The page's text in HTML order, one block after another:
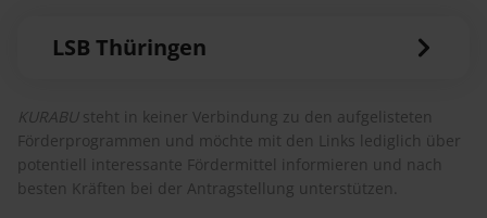
LSB Thüringen
KURABUsteht in keiner Verbindung zu den aufgelisteten
Förderprogrammen und möchte mit den Links lediglich über
potentiell interessante Fördermittel informieren und nach
besten Kräften bei der Antragstellung unterstützen.